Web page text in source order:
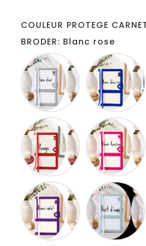
COULEUR PROTEGE
BRODER: Blanc rose
Blanc
gris
Blanc
rouge
Blanc
lilas